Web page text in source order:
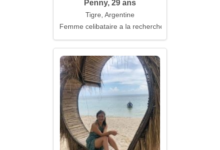
Penny, 29 ans
Tigre, Argentine
Femme celibataire a la recherche d'un mari